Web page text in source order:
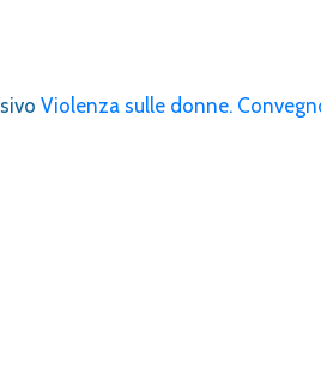
Violenza sulle donne.